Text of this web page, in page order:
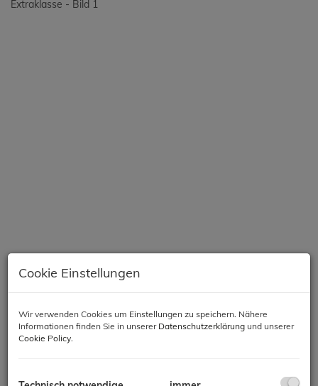
Beschreibung
Cookie Einstellungen
Wir verwenden Cookies um Einstellungen zu speichern. Nähere
Informationen finden Sie in unserer Datenschutzerklärung und unserer
Cookie Policy.